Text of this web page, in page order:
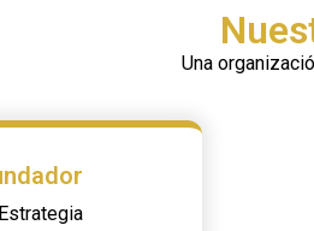
Una